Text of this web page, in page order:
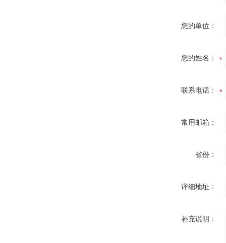
您的单位：
您的姓名：
联系电话：
常用邮箱：
省份：
详细地址：
补充说明：